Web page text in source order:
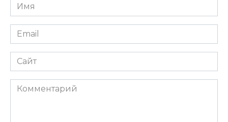
Имя
*
Email
*
Сайт
Комментарий